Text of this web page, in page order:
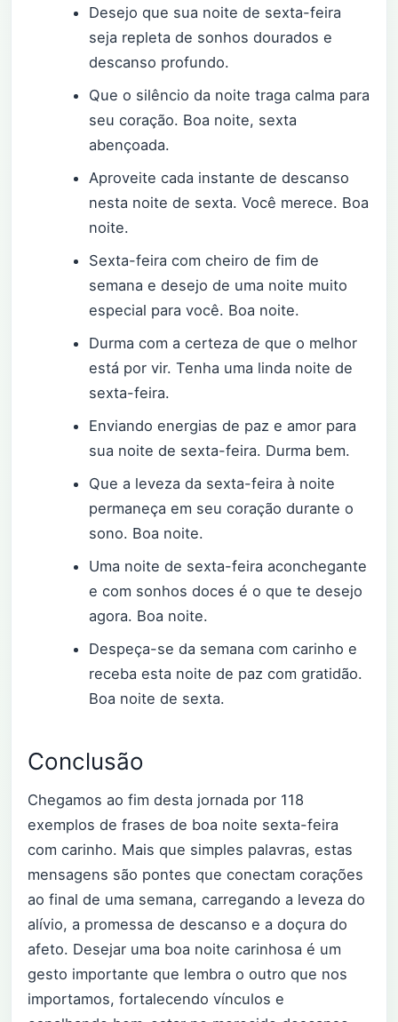
Desejo que sua noite de sexta-feira
seja repleta de sonhos dourados e
descanso profundo.
Que o silêncio da noite traga calma para
seu coração. Boa noite, sexta
abençoada.
Aproveite cada instante de descanso
nesta noite de sexta. Você merece. Boa
noite.
Sexta-feira com cheiro de fim de
semana e desejo de uma noite muito
especial para você. Boa noite.
Durma com a certeza de que o melhor
está por vir. Tenha uma linda noite de
sexta-feira.
Enviando energias de paz e amor para
sua noite de sexta-feira. Durma bem.
Que a leveza da sexta-feira à noite
permaneça em seu coração durante o
sono. Boa noite.
Uma noite de sexta-feira aconchegante
e com sonhos doces é o que te desejo
agora. Boa noite.
Despeça-se da semana com carinho e
receba esta noite de paz com gratidão.
Boa noite de sexta.
Conclusão
Chegamos ao fim desta jornada por 118
exemplos de frases de boa noite sexta-feira
com carinho. Mais que simples palavras, estas
mensagens são pontes que conectam corações
ao final de uma semana, carregando a leveza do
alívio, a promessa de descanso e a doçura do
afeto. Desejar uma boa noite carinhosa é um
gesto importante que lembra o outro que nos
importamos, fortalecendo vínculos e